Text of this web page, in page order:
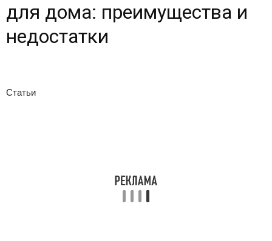
для дома: преимущества и
недостатки
Статьи